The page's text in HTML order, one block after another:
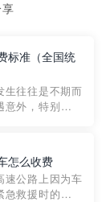
标准（全国统
生往往是不期而
外，特别是在
拖车的收费标
应注...
怎么收费
速公路上因为车
救援时的必备